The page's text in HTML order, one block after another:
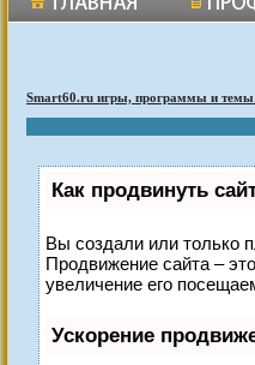
Smart60.ru игры, программы и темы
Как продвинуть
Вы создали или только
Продвижение сайта –
увеличение его
Ускорение